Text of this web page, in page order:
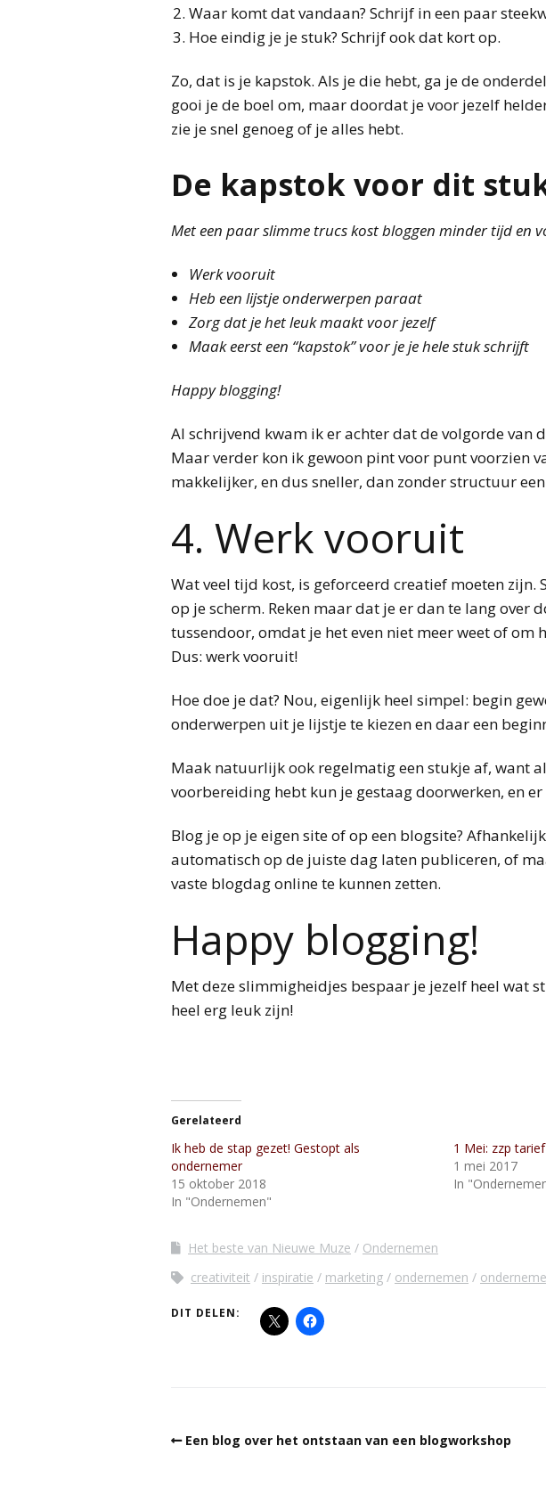
Waar komt dat vandaan? Schrijf in een paar
Hoe eindig je je stuk? Schrijf ook dat kort op.
Zo, dat is je kapstok. Als je die hebt, ga je de
gooi je de boel om, maar doordat je voor jezelf
zie je snel genoeg of je alles hebt.
De kapstok voor dit
Met een paar slimme trucs kost bloggen minder tijd en
Werk vooruit
Heb een lijstje onderwerpen paraat
Zorg dat je het leuk maakt voor jezelf
Maak eerst een “kapstok” voor je je hele stuk schrijft
Happy blogging!
Al schrijvend kwam ik er achter dat de volgorde van
Maar verder kon ik gewoon pint voor punt voorzien
makkelijker, en dus sneller, dan zonder structuur
4. Werk vooruit
Wat veel tijd kost, is geforceerd creatief moeten
op je scherm. Reken maar dat je er dan te lang over
tussendoor, omdat je het even niet meer weet of om
Dus: werk vooruit!
Hoe doe je dat? Nou, eigenlijk heel simpel: begin
onderwerpen uit je lijstje te kiezen en daar een
Maak natuurlijk ook regelmatig een stukje af, want
voorbereiding hebt kun je gestaag doorwerken, en
Blog je op je eigen site of op een blogsite?
automatisch op de juiste dag laten publiceren, of
vaste blogdag online te kunnen zetten.
Happy blogging!
Met deze slimmigheidjes bespaar je jezelf heel wat
heel erg leuk zijn!
Gerelateerd
Ik heb de stap gezet! Gestopt als
ondernemer
15 oktober 2018
In "Ondernemen"
1 Mei: zzp
1 mei 2017
In
Het beste van Nieuwe Muze
Ondernemen
creativiteit
inspiratie marketing ondernemen
DIT DELEN:
Een blog over het ontstaan van een blogworkshop